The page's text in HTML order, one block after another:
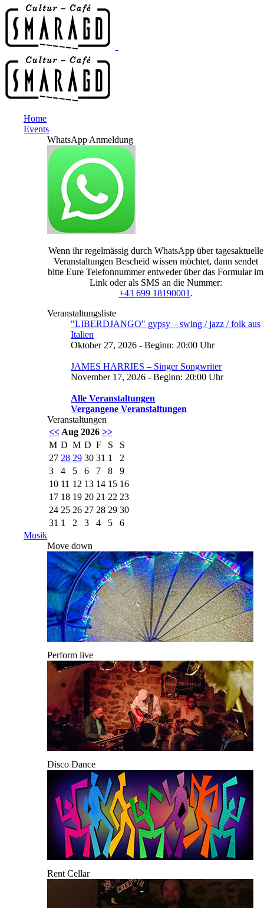
Home
Events
WhatsApp Anmeldung
Wenn ihr regelmässig durch WhatsApp über tagesaktuelle
Veranstaltungen Bescheid wissen möchtet, dann sendet
bitte Eure Telefonnummer entweder über das Formular im
Link oder als SMS an die Nummer:
+43 699 18190001 .
Veranstaltungsliste
"LIBERDJANGO" gypsy – swing / jazz / folk aus
Italien
Oktober 27, 2026 - Beginn: 20:00 Uhr
JAMES HARRIES – Singer Songwriter
November 17, 2026 - Beginn: 20:00 Uhr
Alle Veranstaltungen
Vergangene Veranstaltungen
Veranstaltungen
<< Aug 2026 >>
M D M D F S
S
27 28 29 30 31 1
2
3
4 5 6 7 8
9
10 11 12 13 14 15 16
17 18 19 20 21 22 23
24 25 26 27 28 29 30
31 1 2 3 4 5
6
Musik
Move down
Perform live
Disco Dance
Rent Cellar